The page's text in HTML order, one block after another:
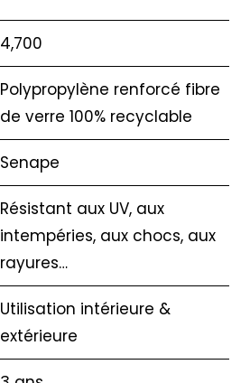
4,700
Polypropylène renforcé fibre
de verre 100% recyclable
Senape
Résistant aux UV, aux
intempéries, aux chocs, aux
rayures…
Utilisation intérieure &
extérieure